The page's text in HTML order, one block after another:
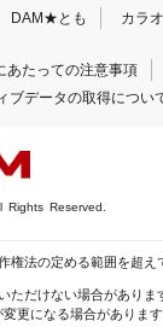
DAM★とも カラ
あたっての注意事項
ブデータの取得につい
Rights Reserved.
法の定める範囲を超え
ただけない場合がありま
更になる場合があります